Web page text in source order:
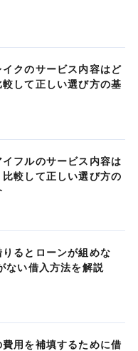
イクのサービス内容はど
較して正しい選び方の基
イフルのサービス内容は
比較して正しい選び方の
りるとローンが組めな
ない借入方法を解説
用を補填するために借